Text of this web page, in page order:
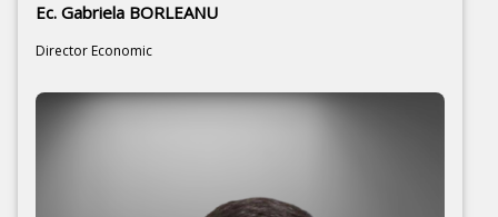
Ec. Gabriela BORLEANU
Director Economic